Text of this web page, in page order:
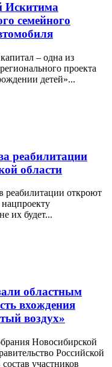
Искитима
семейного
– одна из
проекта
детей»...
реабилитации
области
реабилитации откроют
их будет...
областным
вхождения
воздух»
Новосибирской
Российской
участников